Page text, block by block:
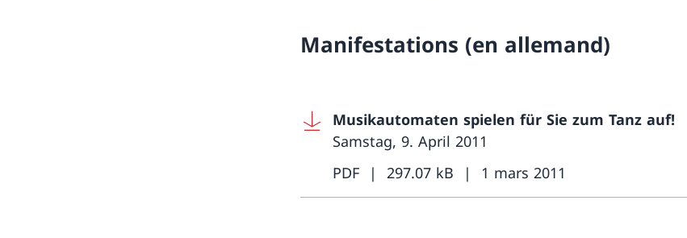
Manifestations (en allemand)
Musikautomaten spielen für Sie zum Tanz auf!
Samstag, 9. April 2011
PDF
297.07 kB 1 mars 2011